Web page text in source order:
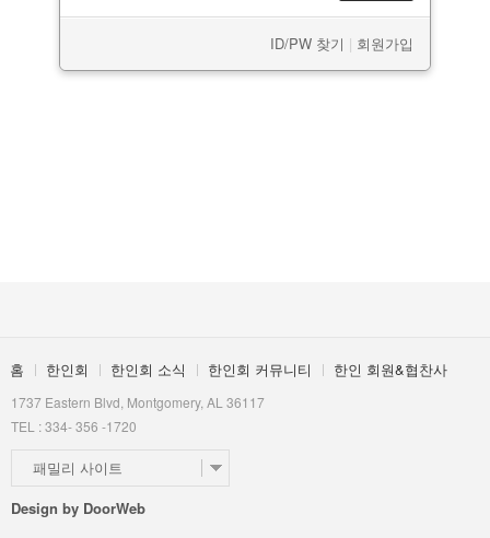
ID/PW 찾기 | 회원가입
홈 한인회 한인회 소식 한인회 커뮤니티 한인 회원&협찬사
1737 Eastern Blvd, Montgomery, AL 36117
TEL : 334- 356 -1720
패밀리 사이트
Design by DoorWeb